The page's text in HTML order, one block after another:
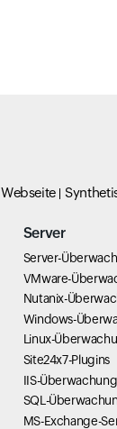
Webseite
Server
Server-
VMware-
Nutanix-
Windows-
Linux-
Site24x7-Plugins
IIS-Überwachung
SQL-
MS-Exchange-